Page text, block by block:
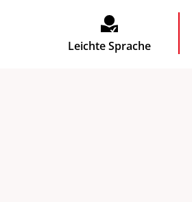
Leichte Sprache